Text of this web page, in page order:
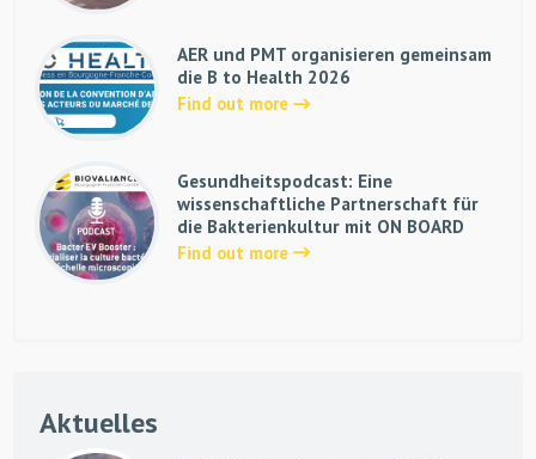
AER und PMT organisieren gemeinsam
die B to Health 2026
Find out more
Gesundheitspodcast: Eine
wissenschaftliche Partnerschaft für
die Bakterienkultur mit ON BOARD
Find out more
Aktuelles